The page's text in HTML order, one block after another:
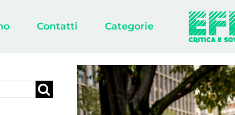
Contatti Categorie
Ingrandisci
immagine